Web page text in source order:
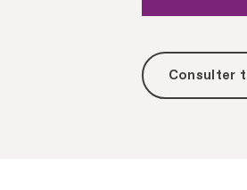
Consulter